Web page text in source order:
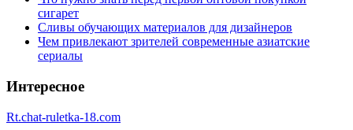
сигарет
Сливы обучающих материалов для дизайнеров
Чем привлекают зрителей современные азиатские
сериалы
Интересное
Rt.chat-ruletka-18.com